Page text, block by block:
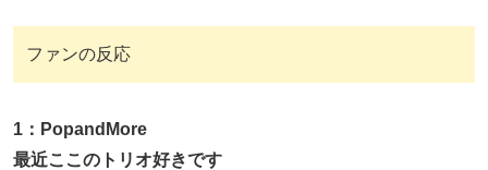
ファンの反応
1：PopandMore
最近ここのトリオ好きです